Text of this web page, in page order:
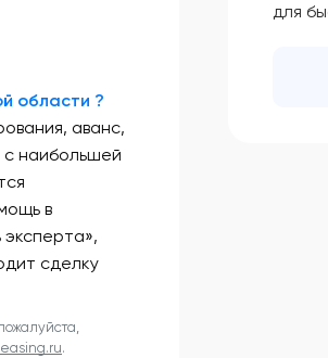
области ?
аванс,
наибольшей
в
сделку
.
для